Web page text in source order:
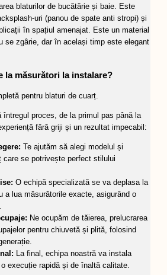
blaturilor de bucătărie și baie. Este
uri (panou de spate anti stropi) și
în spațiul amenajat. Este un material
se zgârie, dar în același timp este elegant
la măsurători la instalare?
pentru blaturi de cuarț.
întregul proces, de la primul pas până la
fără griji și un rezultat impecabil:
Te ajutăm să alegi modelul și
care se potrivește perfect stilului
O echipă specializată se va deplasa la
a lua măsurătorile exacte, asigurând o
Ne ocupăm de tăierea, prelucrarea
pentru chiuvetă și plită, folosind
La final, echipa noastră va instala
execuție rapidă și de înaltă calitate.